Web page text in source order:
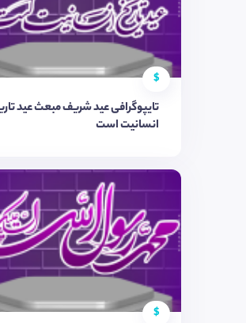
$
تایپوگرافی عید شریف مبعث عید
انسانیت است
$